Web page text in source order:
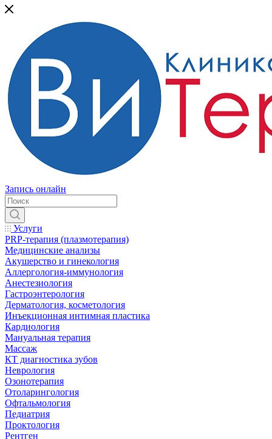
Запись онлайн
Услуги
PRP-терапия (плазмотерапия)
Медицинские анализы
Акушерство и гинекология
Аллергология-иммунология
Анестезиология
Гастроэнтерология
Дерматология, косметология
Инъекционная интимная пластика
Кардиология
Мануальная терапия
Массаж
КТ диагностика зубов
Неврология
Озонотерапия
Отоларингология
Офтальмология
Педиатрия
Проктология
Рентген